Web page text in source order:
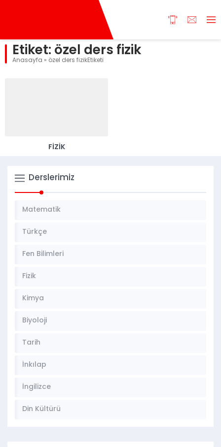
Etiket: özel ders fizik
Anasayfa » özel ders fizikEtiketi
FİZİK
Derslerimiz
Matematik
Türkçe
Fen Bilimleri
Fizik
Kimya
Biyoloji
Tarih
İnkılap
İngilizce
Din Kültürü